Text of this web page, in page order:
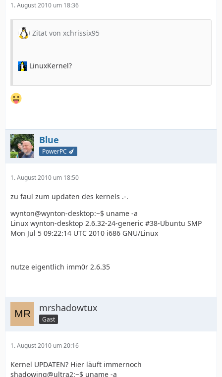
1. August 2010 um 18:36
Zitat von xchrissix95
LinuxKernel?
Blue
PowerPC 🍆
1. August 2010 um 18:50
zu faul zum updaten des kernels .-.
wynton@wynton-desktop:~$ uname -a
Linux wynton-desktop 2.6.32-24-generic #38-Ubuntu SMP
Mon Jul 5 09:22:14 UTC 2010 i686 GNU/Linux
nutze eigentlich imm0r 2.6.35
mrshadowtux
Gast
1. August 2010 um 20:16
Kernel UPDATEN? Hier läuft immernoch
shadowing@ultra2:~$ uname -a